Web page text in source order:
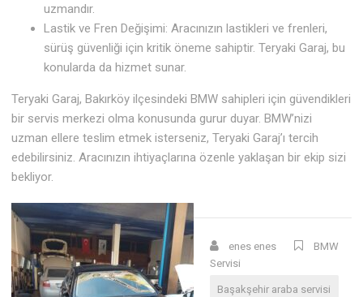
uzmandır.
Lastik ve Fren Değişimi: Aracınızın lastikleri ve frenleri,
sürüş güvenliği için kritik öneme sahiptir. Teryaki Garaj, bu
konularda da hizmet sunar.
Teryaki Garaj, Bakırköy ilçesindeki BMW sahipleri için güvendikleri
bir servis merkezi olma konusunda gurur duyar. BMW’nizi
uzman ellere teslim etmek isterseniz, Teryaki Garaj’ı tercih
edebilirsiniz. Aracınızın ihtiyaçlarına özenle yaklaşan bir ekip sizi
bekliyor.
enes enes
BMW
Servisi
Başakşehir araba servisi